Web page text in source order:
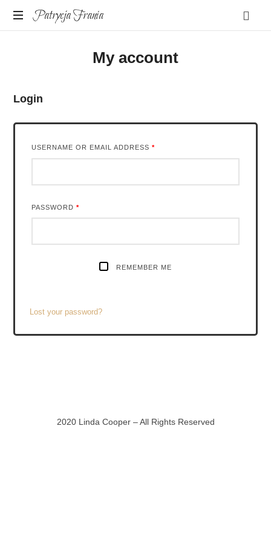
Patrycja
Patrycja Frania
wrażliwości
My account
Login
USERNAME OR EMAIL ADDRESS*
PASSWORD*
REMEMBER ME
Lost your password?
2020 Linda Cooper – All Rights Reserved